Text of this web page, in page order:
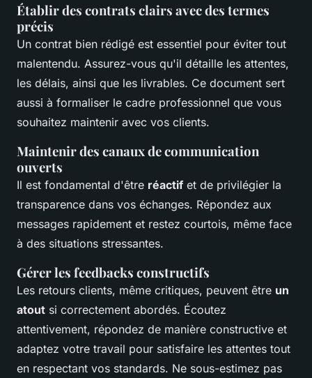
Établir des contrats clairs avec des termes
précis
Un contrat bien rédigé est essentiel pour éviter tout
malentendu. Assurez-vous qu'il détaille les attentes,
les délais, ainsi que les livrables. Ce document sert
aussi à formaliser le cadre professionnel que vous
souhaitez maintenir avec vos clients.
Maintenir des canaux de communication
ouverts
Il est fondamental d'être réactif et de privilégier la
transparence dans vos échanges. Répondez aux
messages rapidement et restez courtois, même face
à des situations stressantes.
Gérer les feedbacks constructifs
Les retours clients, même critiques, peuvent être un
atout si correctement abordés. Écoutez
attentivement, répondez de manière constructive et
adaptez votre travail pour satisfaire les attentes tout
en respectant vos standards. Ne sous-estimez pas